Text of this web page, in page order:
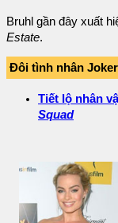
Bruhl gần đây xuất
Estate.
Đôi tình nhân
Tiết lộ nhân
Squad